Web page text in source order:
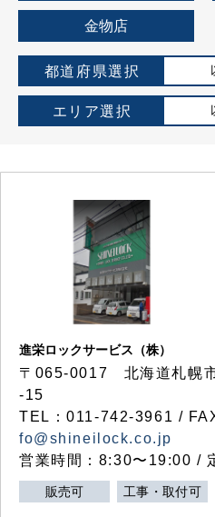
金物店
都道府県選択
エリア選択
進栄ロックサービス（株）
〒065-0017 北海道札幌
-15
TEL：011-742-3961 /
fo@shineilock.co.jp
営業時間：8:30〜19:00 /
販売可 工事・取付可